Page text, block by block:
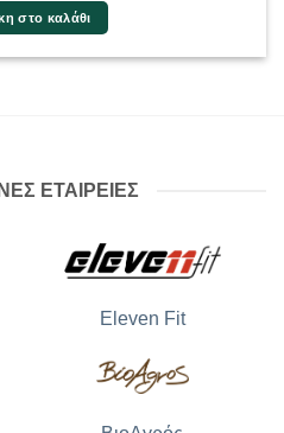
στο καλάθι
ΕΤΑΙΡΕΙΕΣ
Eleven Fit